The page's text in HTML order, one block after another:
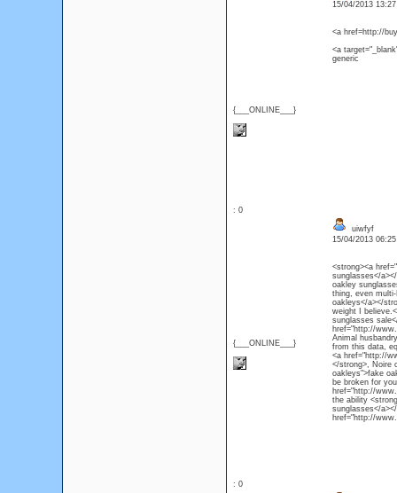
{___ONLINE___}
15/04/2013
<a href=http://
<a
generic
: 0
{___ONLINE___}
uiwfyf
15/04/2013
<strong><a
sunglasses</
oakley
thing, even
oakleys</a></
weight I
sunglasses
href="http://
Animal
from this data,
<a href="http://
</strong>, Noire
oakleys">fake
be broken for
href="http://
the ability
sunglasses</
href="http://
: 0